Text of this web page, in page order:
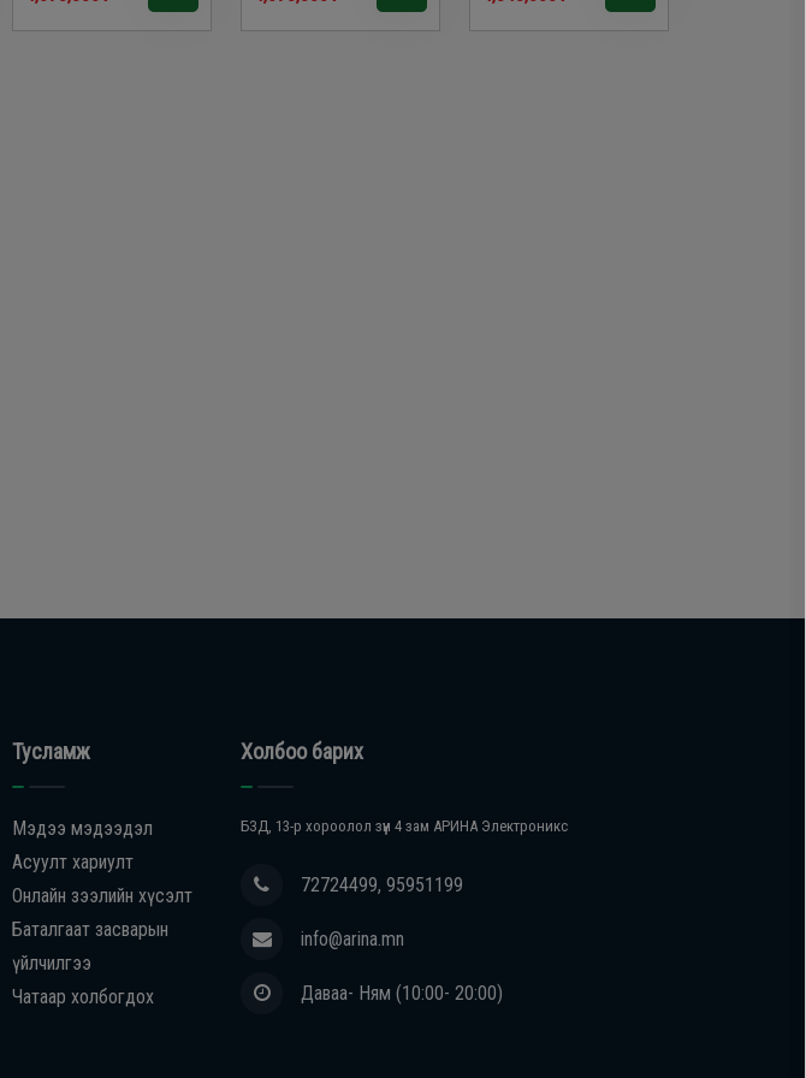
Тусламж
Мэдээ мэдээдэл
Асуулт хариулт
Онлайн зээлийн хүсэлт
Баталгаат засварын
үйлчилгээ
Чатаар холбогдох
Холбоо барих
БЗД, 13-р хороолол зүүн 4 зам АРИНА Электроникс
72724499, 95951199
info@arina.mn
Даваа- Ням (10:00- 20:00)